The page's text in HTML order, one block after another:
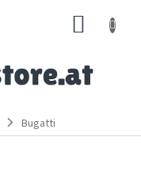
Bugatti